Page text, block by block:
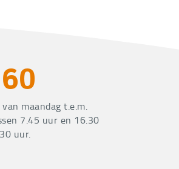
maandag t.e.m.
7.45 uur en 16.30
uur.